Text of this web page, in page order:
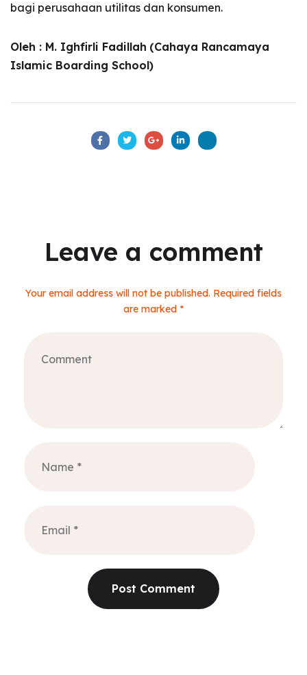
bagi perusahaan utilitas dan konsumen.
Oleh : M. Ighfirli Fadillah (Cahaya Rancamaya
Islamic Boarding School)
Leave a comment
Your email address will not be published. Required fields
are marked *